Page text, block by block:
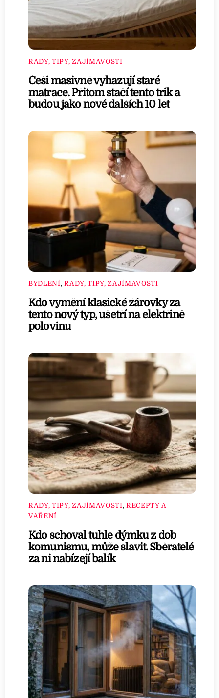
RADY, TIPY, ZAJÍMAVOSTI
Češi masivně vyhazují staré
matrace. Přitom stačí tento trik a
budou jako nové dalších 10 let
BYDLENÍ,RADY, TIPY, ZAJÍMAVOSTI
Kdo vymění klasické žárovky za
tento nový typ, ušetří na elektřině
polovinu
RADY, TIPY, ZAJÍMAVOSTI, RECEPTY A
VAŘENÍ
Kdo schoval tuhle dýmku z dob
komunismu, může slavit. Sběratelé
za ni nabízejí balík